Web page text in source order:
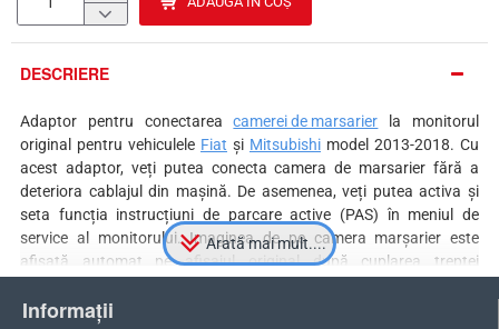
DESCRIERE
Adaptor pentru conectareacamerei de marsarier la monitorul
original pentru vehiculele Fiat și Mitsubishi model 2013-2018. Cu
acest adaptor, veți putea conecta camera de marsarier fără a
deteriora cablajul din mașină. De asemenea, veți putea activa și
seta funcția instrucțiuni de parcare active (PAS) în meniul de
service al monitorului. Imaginea de pe camera marșarier este
afișată automat pe afișajul original după cuplarea treptei
pini, așa cum se arată în schema electrică, menținând astfel toate
Informații